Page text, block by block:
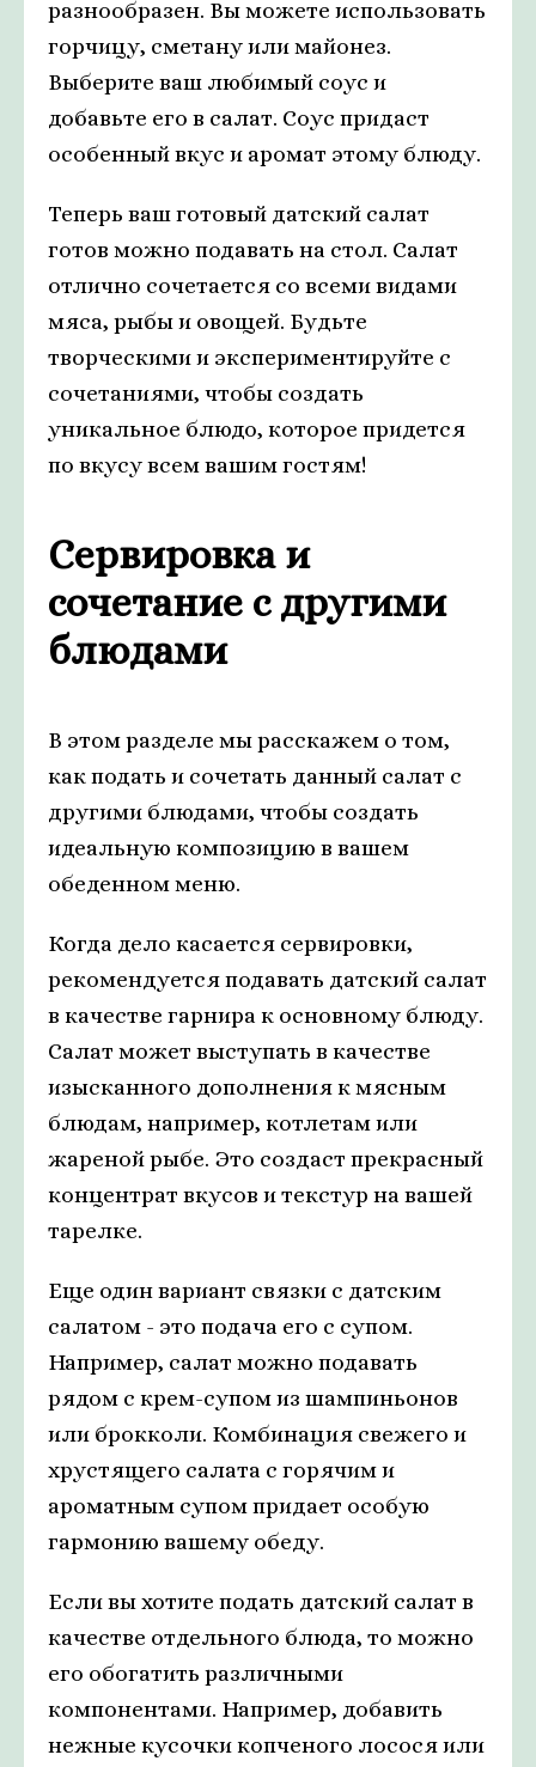
разнообразен. Вы можете использовать
горчицу, сметану или майонез.
Выберите ваш любимый соус и
добавьте его в салат. Соус придаст
особенный вкус и аромат этому блюду.
Теперь ваш готовый датский салат
готов можно подавать на стол. Салат
отлично сочетается со всеми видами
мяса, рыбы и овощей. Будьте
творческими и экспериментируйте с
сочетаниями, чтобы создать
уникальное блюдо, которое придется
по вкусу всем вашим гостям!
Сервировка и
сочетание с другими
блюдами
В этом разделе мы расскажем о том,
как подать и сочетать данный салат с
другими блюдами, чтобы создать
идеальную композицию в вашем
обеденном меню.
Когда дело касается сервировки,
рекомендуется подавать датский салат
в качестве гарнира к основному блюду.
Салат может выступать в качестве
изысканного дополнения к мясным
блюдам, например, котлетам или
жареной рыбе. Это создаст прекрасный
концентрат вкусов и текстур на вашей
тарелке.
Еще один вариант связки с датским
салатом - это подача его с супом.
Например, салат можно подавать
рядом с крем-супом из шампиньонов
или брокколи. Комбинация свежего и
хрустящего салата с горячим и
ароматным супом придает особую
гармонию вашему обеду.
Если вы хотите подать датский салат в
качестве отдельного блюда, то можно
его обогатить различными
компонентами. Например, добавить
нежные кусочки копченого лосося или